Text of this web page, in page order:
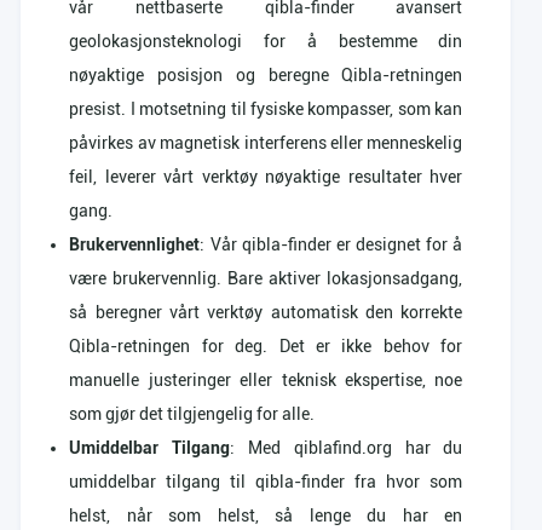
vår nettbaserte qibla-finder avansert
geolokasjonsteknologi for å bestemme din
nøyaktige posisjon og beregne Qibla-retningen
presist. I motsetning til fysiske kompasser, som kan
påvirkes av magnetisk interferens eller menneskelig
feil, leverer vårt verktøy nøyaktige resultater hver
gang.
Brukervennlighet: Vår qibla-finder er designet for å
være brukervennlig. Bare aktiver lokasjonsadgang,
så beregner vårt verktøy automatisk den korrekte
Qibla-retningen for deg. Det er ikke behov for
manuelle justeringer eller teknisk ekspertise, noe
som gjør det tilgjengelig for alle.
Umiddelbar Tilgang: Med qiblafind.org har du
umiddelbar tilgang til qibla-finder fra hvor som
helst, når som helst, så lenge du har en